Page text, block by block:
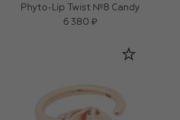
Phyto-Lip Twist №8 Candy
6 380 ₽